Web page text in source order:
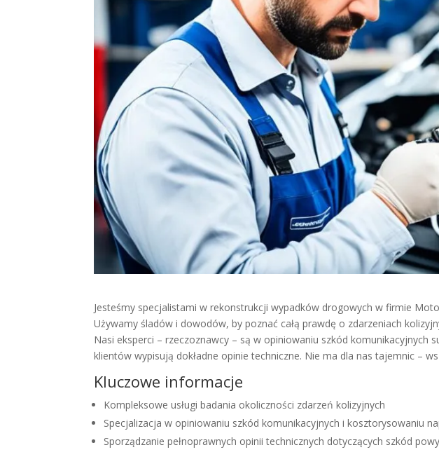
Jesteśmy specjalistami w rekonstrukcji wypadków drogowych w firmie
Używamy śladów i dowodów, by poznać całą prawdę o zdarzeniach
Nasi eksperci – rzeczoznawcy – są w opiniowaniu szkód
klientów wypisują dokładne opinie techniczne. Nie ma dla nas tajemnic –
Kluczowe informacje
Kompleksowe usługi badania okoliczności zdarzeń kolizyjnych
Specjalizacja w opiniowaniu szkód komunikacyjnych i kosztorysowaniu
Sporządzanie pełnoprawnych opinii technicznych dotyczących szkód